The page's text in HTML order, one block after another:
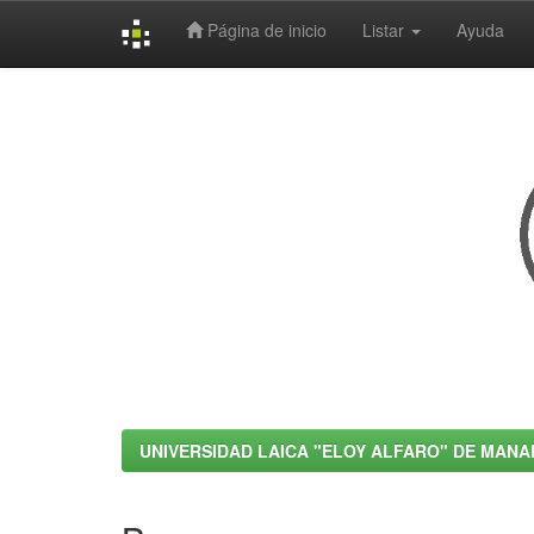
Página de inicio Listar Ayuda
UNIVERSIDAD LAICA "ELOY ALFARO" DE